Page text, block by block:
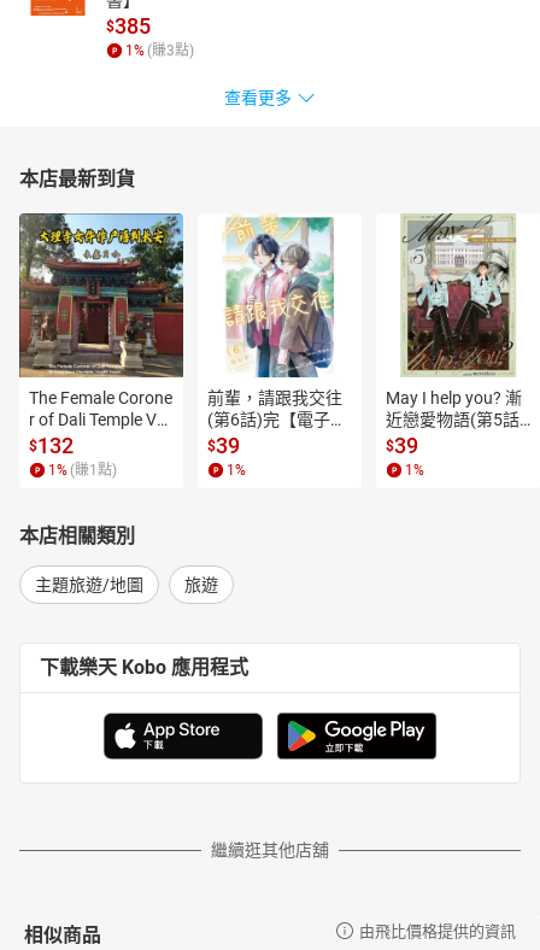
愛不完的首爾。
$385
1 % (賺3點)
查看更多
本店最新到貨
The Female Corone
r of Dali Temple Vo
l.6【有聲書】
$132
1 % (賺1 點)
前輩，請跟我交往
(第6話)完【電子
書】
$39
1 %
May I help you? 漸
近戀愛物語(第5話)
【電子書】
$39
1 %
本店相關類別
主題旅遊/地圖 旅遊
下載樂天 Kobo 應用程式
繼續逛其他店舖
相似商品 由飛比價格提供的資訊